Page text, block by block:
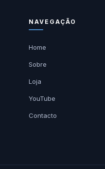
NAVEGAÇÃO
Home
Sobre
Loja
YouTube
Contacto